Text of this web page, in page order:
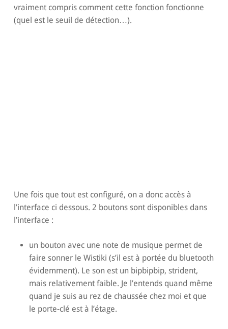
vraiment compris comment cette fonction fonctionne
(quel est le seuil de détection…).
Une fois que tout est configuré, on a donc accès à
l’interface ci dessous. 2 boutons sont disponibles dans
l’interface :
un bouton avec une note de musique permet de
faire sonner le Wistiki (s’il est à portée du bluetooth
évidemment). Le son est un bipbipbip, strident,
mais relativement faible. Je l’entends quand même
quand je suis au rez de chaussée chez moi et que
le porte-clé est à l’étage.